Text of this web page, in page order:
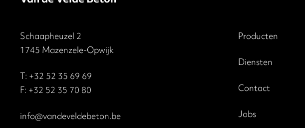
Schaapheuzel 2
1745 Mazenzele-Opwijk
T:+32 52 35 69 69
F: +32 52 35 70 80
info@vandeveldebeton.be
Producten
Diensten
Contact
Jobs